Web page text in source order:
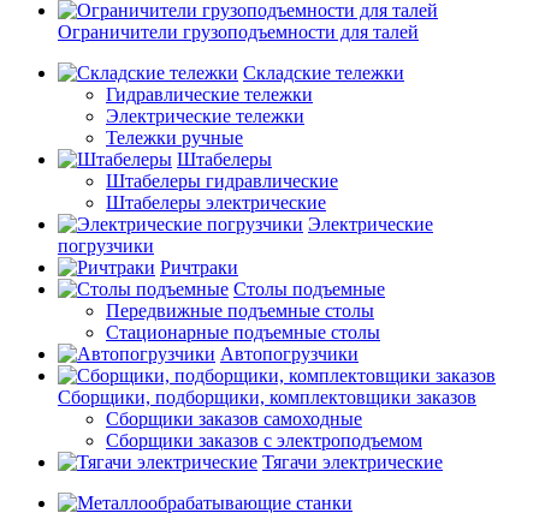
Ограничители грузоподъемности для талей
Складские тележки
Гидравлические тележки
Электрические тележки
Тележки ручные
Штабелеры
Штабелеры гидравлические
Штабелеры электрические
Электрические
погрузчики
Ричтраки
Столы подъемные
Передвижные подъемные столы
Стационарные подъемные столы
Автопогрузчики
Сборщики, подборщики, комплектовщики заказов
Сборщики заказов самоходные
Сборщики заказов с электроподъемом
Тягачи электрические